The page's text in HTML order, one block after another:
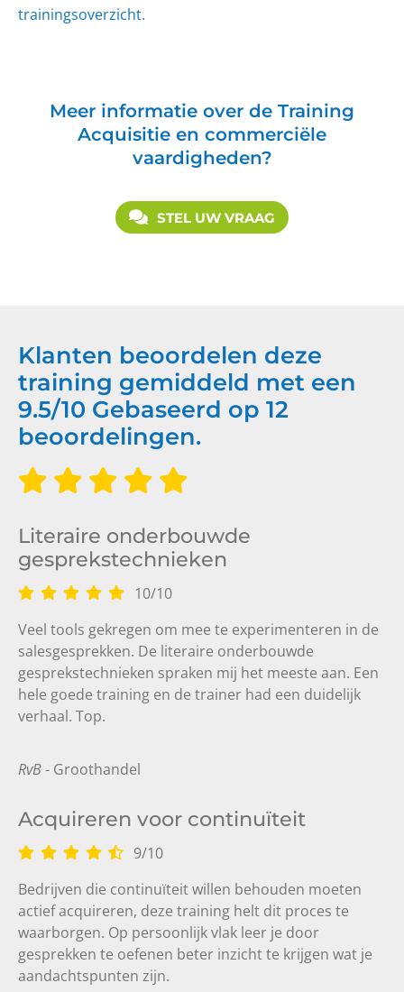
trainingsoverzicht.
Meer informatie over de Training
Acquisitie en commerciële
vaardigheden?
STEL UW VRAAG
Klanten beoordelen deze
training gemiddeld met een
9.5/10 Gebaseerd op 12
beoordelingen.
Literaire onderbouwde
gesprekstechnieken
10/10
Veel tools gekregen om mee te experimenteren in de
salesgesprekken. De literaire onderbouwde
gesprekstechnieken spraken mij het meeste aan. Een
hele goede training en de trainer had een duidelijk
verhaal. Top.
RvB- Groothandel
Acquireren voor continuïteit
9/10
Bedrijven die continuïteit willen behouden moeten
actief acquireren, deze training helt dit proces te
waarborgen. Op persoonlijk vlak leer je door
gesprekken te oefenen beter inzicht te krijgen wat je
aandachtspunten zijn.